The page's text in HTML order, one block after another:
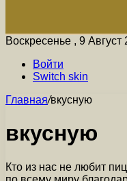
Воскресенье , 9 Август
Войти
Switch skin
Главная/вкусную
вкусную
Кто из нас не любит